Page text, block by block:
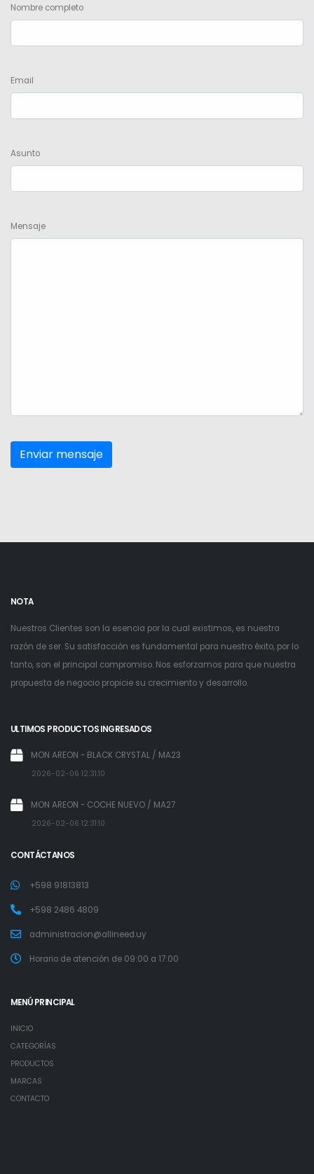
Nombre completo
Email
Asunto
Mensaje
NOTA
Nuestros Clientes son la esencia por la cual existimos, es nuestra
razón de ser. Su satisfacción es fundamental para nuestro éxito, por lo
tanto, son el principal compromiso. Nos esforzamos para que nuestra
propuesta de negocio propicie su crecimiento y desarrollo.
ULTIMOS PRODUCTOS INGRESADOS
MON AREON - BLACK CRYSTAL / MA23
2026-02-06 12:31:10
MON AREON - COCHE NUEVO / MA27
2026-02-06 12:31:10
CONTÁCTANOS
+598 91813813
+598 2486 4809
administracion@allineed.uy
Horario de atención de 09:00 a 17:00
MENÚ PRINCIPAL
INICIO
CATEGORÍAS
PRODUCTOS
MARCAS
CONTACTO